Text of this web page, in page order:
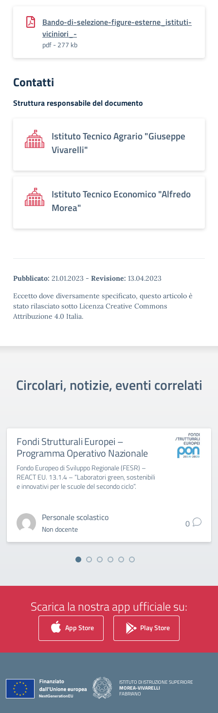
Bando-di-selezione-figure-esterne_istituti-
viciniori_-
pdf - 277 kb
Contatti
Struttura responsabile del documento
Istituto Tecnico Agrario "Giuseppe
Vivarelli"
Istituto Tecnico Economico "Alfredo
Morea"
Pubblicato: 21.01.2023 - Revisione: 13.04.2023
Eccetto dove diversamente specificato, questo articolo è
stato rilasciato sotto Licenza Creative Commons
Attribuzione 4.0 Italia.
Circolari, notizie, eventi correlati
Fondi Strutturali Europei –
Programma Operativo Nazionale
Fondo Europeo di Sviluppo Regionale (FESR) –
REACT EU. 13.1.4 – “Laboratori green, sostenibili
e innovativi per le scuole del secondo ciclo”.
Personale scolastico
Non docente 0
Scarica la nostra app ufficiale su:
App Store Play Store
ISTITUTO DI ISTRUZIONE SUPERIORE
MOREA-VIVARELLI
FABRIANO